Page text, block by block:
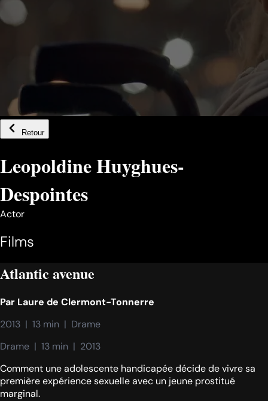
Retour
Leopoldine Huyghues-
Despointes
Actor
Films
Atlantic avenue
Par Laure de Clermont-Tonnerre
2013  |  13 min  |  Drame
Drame  |  13 min  |  2013
Comment une adolescente handicapée décide de vivre sa
première expérience sexuelle avec un jeune prostitué
marginal.